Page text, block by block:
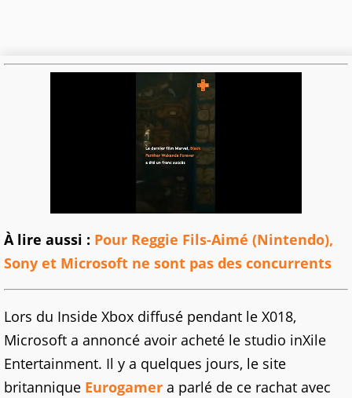
À lire aussi : Pour Reggie Fils-Aimé (Nintendo),
Sony et Microsoft ne sont pas des concurrents
Lors du Inside Xbox diffusé pendant le X018,
Microsoft a annoncé avoir acheté le studio inXile
Entertainment. Il y a quelques jours, le site
britannique Eurogamer a parlé de ce rachat avec